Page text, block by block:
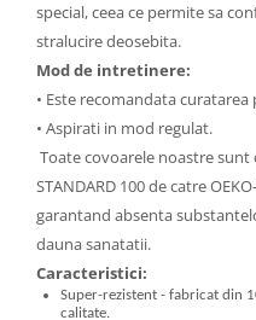
special, ceea ce permite sa
stralucire deosebita.
Mod de intretinere:
• Este recomandata curatarea
• Aspirati in mod regulat.
Toate covoarele noastre
STANDARD 100 de catre
garantand absenta
dauna sanatatii.
Caracteristici:
Super-rezistent - fabricat din
calitate.